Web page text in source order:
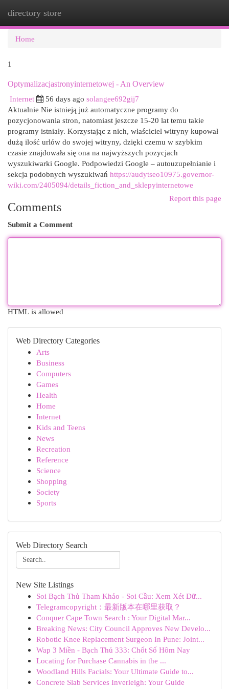
directory store
Home
1
Optymalizacjastronyinternetowej - An Overview
Internet
56 days ago solangee692gij7
Aktualnie Nie istnieją już automatyczne programy do
pozycjonowania stron, natomiast jeszcze 15-20 lat temu takie
programy istniały. Korzystając z nich, właściciel witryny kupował
dużą ilość urlów do swojej witryny, dzięki czemu w szybkim
czasie znajdowała się ona na najwyższych pozycjach
wyszukiwarki Google. Podpowiedzi Google – autouzupełnianie i
sekcja podobnych wyszukiwań https://audytseo10975.governor-
wiki.com/2405094/details_fiction_and_sklepyinternetowe
Report this page
Comments
Submit a Comment
HTML is allowed
Web Directory Categories
Arts
Business
Computers
Games
Health
Home
Internet
Kids and Teens
News
Recreation
Reference
Science
Shopping
Society
Sports
Web Directory Search
New Site Listings
Soi Bạch Thủ Tham Khảo - Soi Cầu: Xem Xét Dữ...
Telegramcopyright：最新版本在哪里获取？
Conquer Cape Town Search : Your Digital Mar...
Breaking News: City Council Approves New Develo...
Robotic Knee Replacement Surgeon In Pune: Joint...
Wap 3 Miền - Bạch Thủ 333: Chốt Số Hôm Nay
Locating for Purchase Cannabis in the ...
Woodland Hills Facials: Your Ultimate Guide to...
Concrete Slab Services Inverleigh: Your Guide